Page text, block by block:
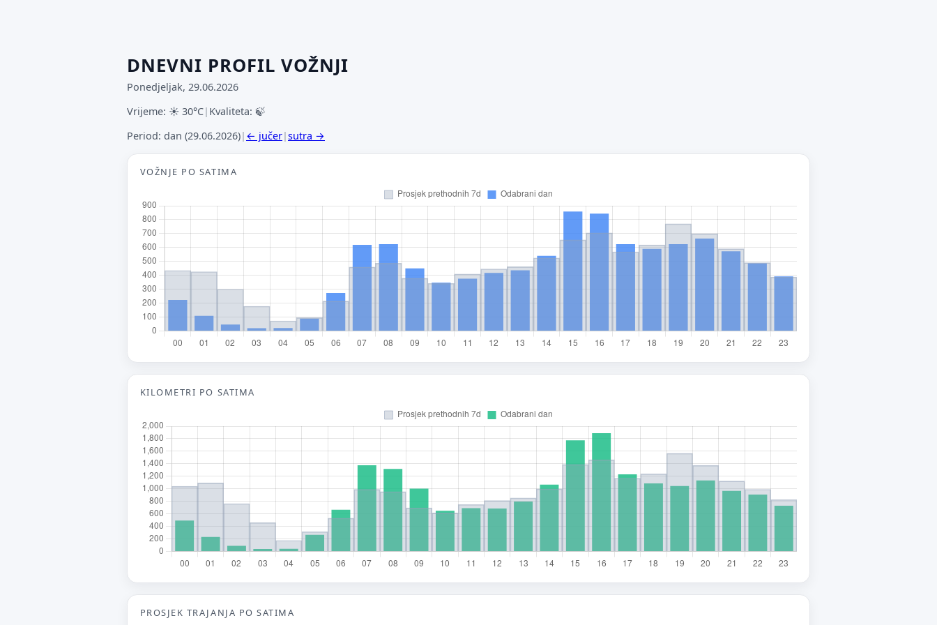
DNEVNI PROFIL VOŽNJI
Ponedjeljak, 29.06.2026
Vrijeme: ☀ 30°C| Kvaliteta: 🍃
Period: dan (29.06.2026)| ← jučer|sutra →
VOŽNJE PO SATIMA
KILOMETRI PO SATIMA
PROSJEK TRAJANJA PO SATIMA
Predloži poboljšanje ove stranice
Što bi ti ovdje bilo korisno? Koje pitanje želiš da ova stranica može
odgovoriti? (npr. “kada je najpraznije?”, “što znači ovaj skok?”, “što
Vrsta poruke
E-mail (opcionalno)
Ne moraš upisati e-mail — prijedlog možeš poslati i anonimno.
Odustani Pošalji